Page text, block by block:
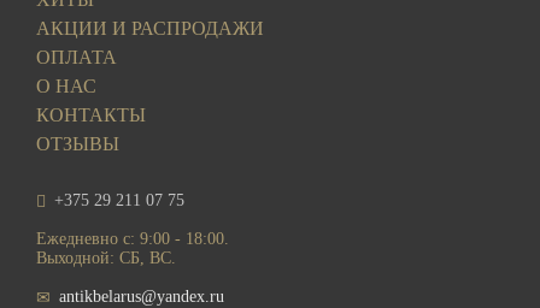
АКЦИИ И РАСПРОДАЖИ
ОПЛАТА
О НАС
КОНТАКТЫ
ОТЗЫВЫ
+375 29 211 07 75
Ежедневно с: 9:00 - 18:00.
Выходной: СБ, ВС.
antikbelarus@yandex.ru